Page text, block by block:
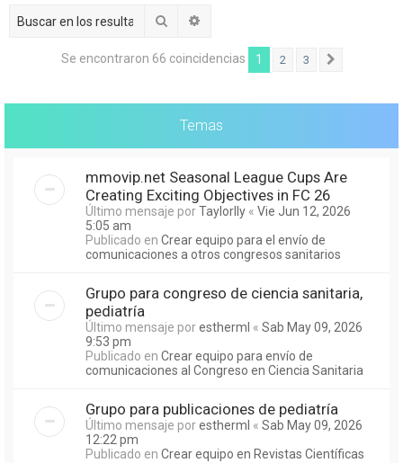
Buscar
Se encontraron 66 coincidencias 1 2 3
Temas
mmovip.net Seasonal League Cups Are
Creating Exciting Objectives in FC 26
Último mensaje porTaylorlly « Vie Jun 12, 2026
5:05 am
Publicado en Crear equipo para el envío de
comunicaciones a otros congresos sanitarios
Grupo para congreso de ciencia sanitaria,
pediatría
Último mensaje porestherml « Sab May 09, 2026
9:53 pm
Publicado en Crear equipo para envío de
comunicaciones al Congreso en Ciencia Sanitaria
Grupo para publicaciones de pediatría
Último mensaje porestherml « Sab May 09, 2026
12:22 pm
Publicado en Crear equipo en Revistas Científicas